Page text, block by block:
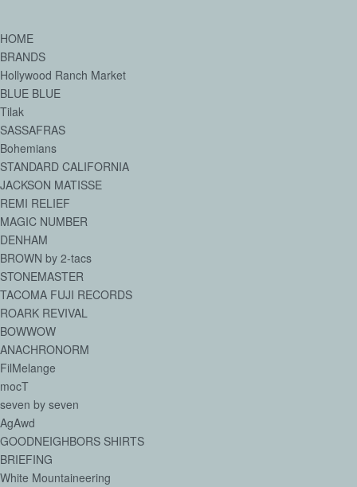
HOME
BRANDS
Hollywood Ranch Market
BLUE BLUE
Tilak
SASSAFRAS
Bohemians
STANDARD CALIFORNIA
JACKSON MATISSE
REMI RELIEF
MAGIC NUMBER
DENHAM
BROWN by 2-tacs
STONEMASTER
TACOMA FUJI RECORDS
ROARK REVIVAL
BOWWOW
ANACHRONORM
FilMelange
mocT
seven by seven
AgAwd
GOODNEIGHBORS SHIRTS
BRIEFING
White Mountaineering